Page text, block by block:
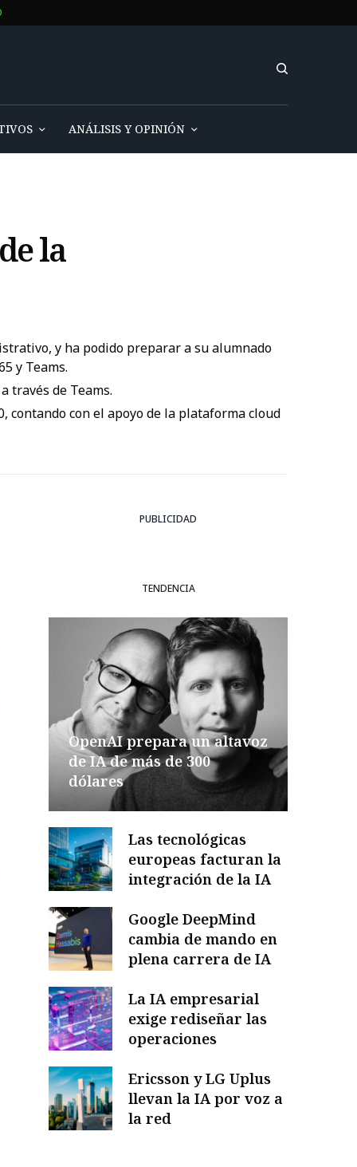
ANÁLISIS Y OPINIÓN
la
y ha podido preparar a su alumnado
y Teams.
través de Teams.
con el apoyo de la plataforma cloud
PUBLICIDAD
TENDENCIA
OpenAI prepara un altavoz
de IA de más de 300
dólares
Las tecnológicas
europeas facturan la
integración de la IA
Google DeepMind
cambia de mando en
plena carrera de IA
La IA empresarial
exige rediseñar las
operaciones
Ericsson y LG Uplus
llevan la IA por voz a
la red